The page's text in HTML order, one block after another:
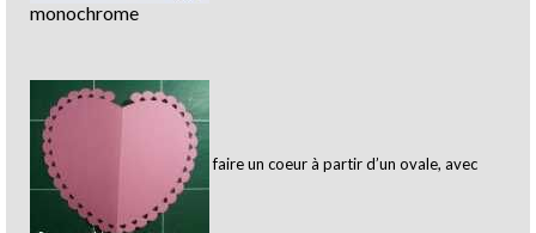
monochrome
faire un coeur à partir d’un ovale, avec